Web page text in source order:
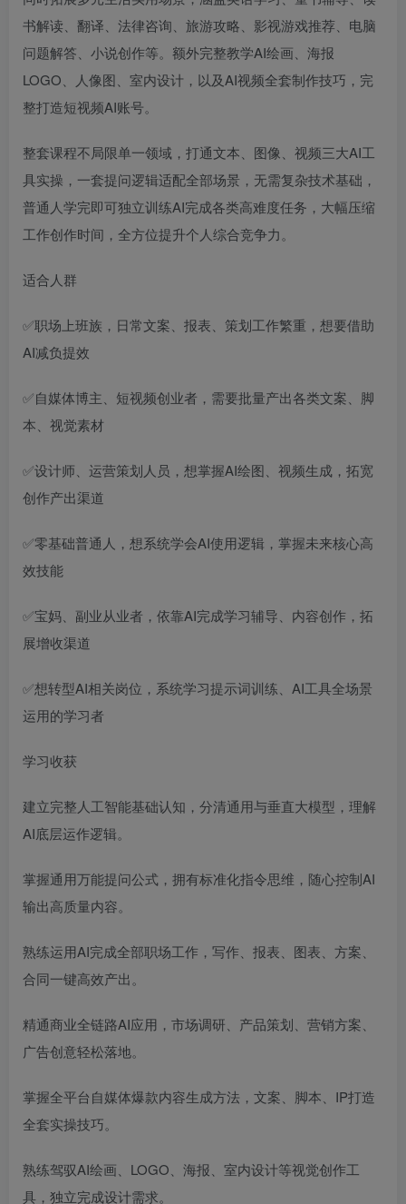
书解读、翻译、法律咨询、旅游攻略、影视游戏推荐、电脑
问题解答、小说创作等。额外完整教学AI绘画、海报
LOGO、人像图、室内设计，以及AI视频全套制作技巧，完
整打造短视频AI账号。
整套课程不局限单一领域，打通文本、图像、视频三大AI工
具实操，一套提问逻辑适配全部场景，无需复杂技术基础，
普通人学完即可独立训练AI完成各类高难度任务，大幅压缩
工作创作时间，全方位提升个人综合竞争力。
适合人群
✅职场上班族，日常文案、报表、策划工作繁重，想要借助
AI减负提效
✅自媒体博主、短视频创业者，需要批量产出各类文案、脚
本、视觉素材
✅设计师、运营策划人员，想掌握AI绘图、视频生成，拓宽
创作产出渠道
✅零基础普通人，想系统学会AI使用逻辑，掌握未来核心高
效技能
✅宝妈、副业从业者，依靠AI完成学习辅导、内容创作，拓
展增收渠道
✅想转型AI相关岗位，系统学习提示词训练、AI工具全场景
运用的学习者
学习收获
建立完整人工智能基础认知，分清通用与垂直大模型，理解
AI底层运作逻辑。
掌握通用万能提问公式，拥有标准化指令思维，随心控制AI
输出高质量内容。
熟练运用AI完成全部职场工作，写作、报表、图表、方案、
合同一键高效产出。
精通商业全链路AI应用，市场调研、产品策划、营销方案、
广告创意轻松落地。
掌握全平台自媒体爆款内容生成方法，文案、脚本、IP打造
全套实操技巧。
熟练驾驭AI绘画、LOGO、海报、室内设计等视觉创作工
具，独立完成设计需求。